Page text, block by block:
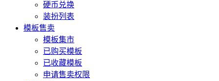
硬币兑换
装扮列表
模板售卖
模板集市
已购买模板
已收藏模板
申请售卖权限